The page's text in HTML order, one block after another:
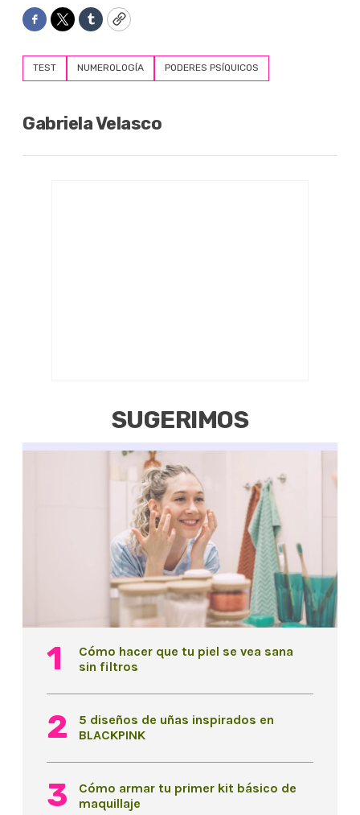
Facebook
TwitterTumblrCopy
TEST NUMEROLOGÍA PODERES PSÍQUICOS
Gabriela Velasco
SUGERIMOS
Cómo hacer que tu piel se vea sana
sin filtros
5 diseños de uñas inspirados en
BLACKPINK
Cómo armar tu primer kit básico de
maquillaje